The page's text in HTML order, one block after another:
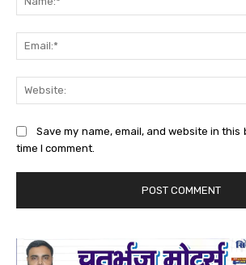
Save my name, email, and website in
time I comment.